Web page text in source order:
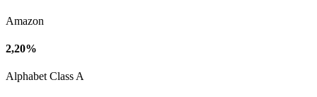
Amazon
2,20%
Alphabet Class A